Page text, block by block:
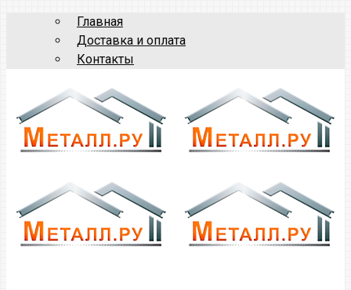
Главная
Доставка и оплата
Контакты